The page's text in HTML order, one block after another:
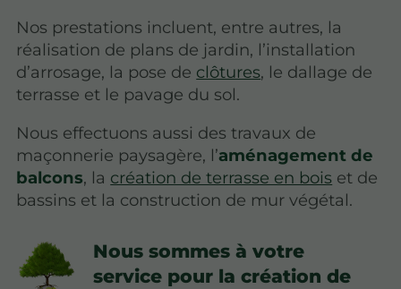
Nos prestations incluent, entre autres, la
réalisation de plans de jardin, l’installation
d’arrosage, la pose de clôtures, le dallage de
terrasse et le pavage du sol.
Nous effectuons aussi des travaux de
maçonnerie paysagère, l’aménagement de
balcons, la création de terrasse en bois et de
bassins et la construction de mur végétal.
Nous sommes à votre
service pour la création de